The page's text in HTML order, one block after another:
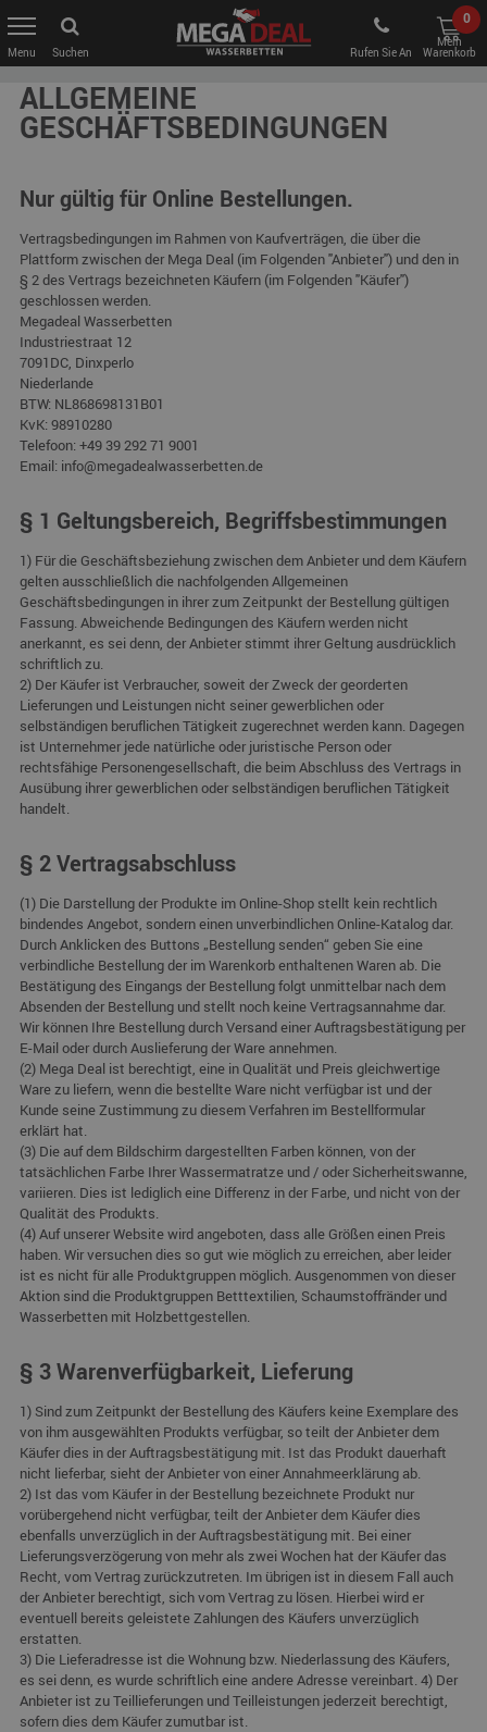
Suchen Rufen Sie An
0
Mein
Warenkorb
ALLGEMEINE
GESCHÄFTSBEDINGUNGEN
Nur gültig für Online Bestellungen.
Vertragsbedingungen im Rahmen von Kaufverträgen, die über die
Plattform zwischen der Mega Deal (im Folgenden "Anbieter") und den in
§ 2 des Vertrags bezeichneten Käufern (im Folgenden "Käufer")
geschlossen werden.
Megadeal Wasserbetten
Industriestraat 12
7091DC, Dinxperlo
Niederlande
BTW: NL868698131B01
KvK: 98910280
Telefoon: +49 39 292 71 9001
Email: info@megadealwasserbetten.de
§ 1 Geltungsbereich, Begriffsbestimmungen
1) Für die Geschäftsbeziehung zwischen dem Anbieter und dem Käufern
gelten ausschließlich die nachfolgenden Allgemeinen
Geschäftsbedingungen in ihrer zum Zeitpunkt der Bestellung gültigen
Fassung. Abweichende Bedingungen des Käufern werden nicht
anerkannt, es sei denn, der Anbieter stimmt ihrer Geltung ausdrücklich
schriftlich zu.
2) Der Käufer ist Verbraucher, soweit der Zweck der georderten
Lieferungen und Leistungen nicht seiner gewerblichen oder
selbständigen beruflichen Tätigkeit zugerechnet werden kann. Dagegen
ist Unternehmer jede natürliche oder juristische Person oder
rechtsfähige Personengesellschaft, die beim Abschluss des Vertrags in
Ausübung ihrer gewerblichen oder selbständigen beruflichen Tätigkeit
handelt.
§ 2 Vertragsabschluss
(1) Die Darstellung der Produkte im Online-Shop stellt kein rechtlich
bindendes Angebot, sondern einen unverbindlichen Online-Katalog dar.
Durch Anklicken des Buttons „Bestellung senden“ geben Sie eine
verbindliche Bestellung der im Warenkorb enthaltenen Waren ab. Die
Bestätigung des Eingangs der Bestellung folgt unmittelbar nach dem
Absenden der Bestellung und stellt noch keine Vertragsannahme dar.
Wir können Ihre Bestellung durch Versand einer Auftragsbestätigung per
E-Mail oder durch Auslieferung der Ware annehmen.
(2) Mega Deal ist berechtigt, eine in Qualität und Preis gleichwertige
Ware zu liefern, wenn die bestellte Ware nicht verfügbar ist und der
Kunde seine Zustimmung zu diesem Verfahren im Bestellformular
erklärt hat.
(3) Die auf dem Bildschirm dargestellten Farben können, von der
tatsächlichen Farbe Ihrer Wassermatratze und / oder Sicherheitswanne,
variieren. Dies ist lediglich eine Differenz in der Farbe, und nicht von der
Qualität des Produkts.
(4) Auf unserer Website wird angeboten, dass alle Größen einen Preis
haben. Wir versuchen dies so gut wie möglich zu erreichen, aber leider
ist es nicht für alle Produktgruppen möglich. Ausgenommen von dieser
Aktion sind die Produktgruppen Betttextilien, Schaumstoffränder und
Wasserbetten mit Holzbettgestellen.
§ 3 Warenverfügbarkeit, Lieferung
1) Sind zum Zeitpunkt der Bestellung des Käufers keine Exemplare des
von ihm ausgewählten Produkts verfügbar, so teilt der Anbieter dem
Käufer dies in der Auftragsbestätigung mit. Ist das Produkt dauerhaft
nicht lieferbar, sieht der Anbieter von einer Annahmeerklärung ab.
2) Ist das vom Käufer in der Bestellung bezeichnete Produkt nur
vorübergehend nicht verfügbar, teilt der Anbieter dem Käufer dies
ebenfalls unverzüglich in der Auftragsbestätigung mit. Bei einer
Lieferungsverzögerung von mehr als zwei Wochen hat der Käufer das
Recht, vom Vertrag zurückzutreten. Im übrigen ist in diesem Fall auch
der Anbieter berechtigt, sich vom Vertrag zu lösen. Hierbei wird er
eventuell bereits geleistete Zahlungen des Käufers unverzüglich
erstatten.
3) Die Lieferadresse ist die Wohnung bzw. Niederlassung des Käufers,
es sei denn, es wurde schriftlich eine andere Adresse vereinbart. 4) Der
Anbieter ist zu Teillieferungen und Teilleistungen jederzeit berechtigt,
sofern dies dem Käufer zumutbar ist.